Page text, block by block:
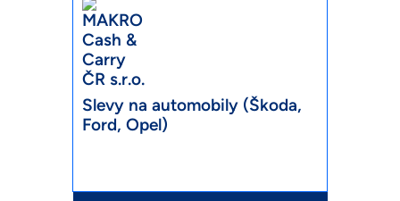
Slevy na automobily (Škoda,
Ford, Opel)